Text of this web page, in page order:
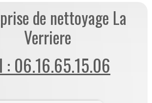
de nettoyage La
Verriere
: 06.16.65.15.06